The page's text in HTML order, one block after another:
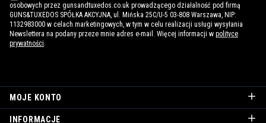
osobowych przez gunsandtuxedos.co.uk prowadzącego działalność pod firmą
GUNS&TUXEDOS SPÓŁKA AKCYJNA, ul. Mińska 25C/U-5 03-808 Warszawa, NIP:
1132983000 w celach marketingowych, w tym w celu realizacji usługi wysyłania
Newslettera na podany przeze mnie adres e-mail. Więcej informacji w polityce
prywatności
MOJE KONTO
INFORMACJE